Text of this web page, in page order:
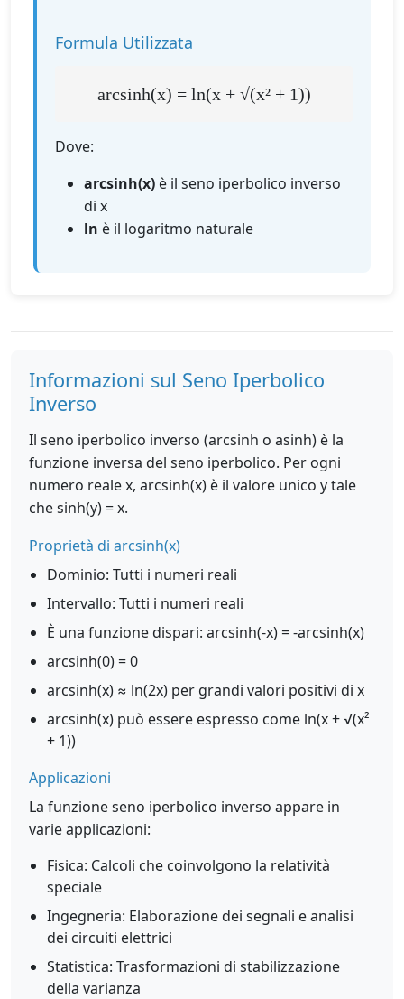
Formula Utilizzata
arcsinh(x) = ln(x + √(x² + 1))
Dove:
arcsinh(x) è il seno iperbolico inverso
di x
ln è il logaritmo naturale
Informazioni sul Seno Iperbolico
Inverso
Il seno iperbolico inverso (arcsinh o asinh) è la
funzione inversa del seno iperbolico. Per ogni
numero reale x, arcsinh(x) è il valore unico y tale
che sinh(y) = x.
Proprietà di arcsinh(x)
Dominio: Tutti i numeri reali
Intervallo: Tutti i numeri reali
È una funzione dispari: arcsinh(-x) = -arcsinh(x)
arcsinh(0) = 0
arcsinh(x) ≈ ln(2x) per grandi valori positivi di x
arcsinh(x) può essere espresso come ln(x + √(x²
+ 1))
Applicazioni
La funzione seno iperbolico inverso appare in
varie applicazioni:
Fisica: Calcoli che coinvolgono la relatività
speciale
Ingegneria: Elaborazione dei segnali e analisi
dei circuiti elettrici
Statistica: Trasformazioni di stabilizzazione
della varianza